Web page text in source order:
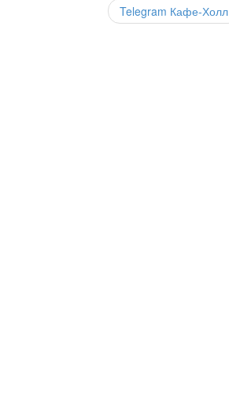
Telegram Кафе-Холл